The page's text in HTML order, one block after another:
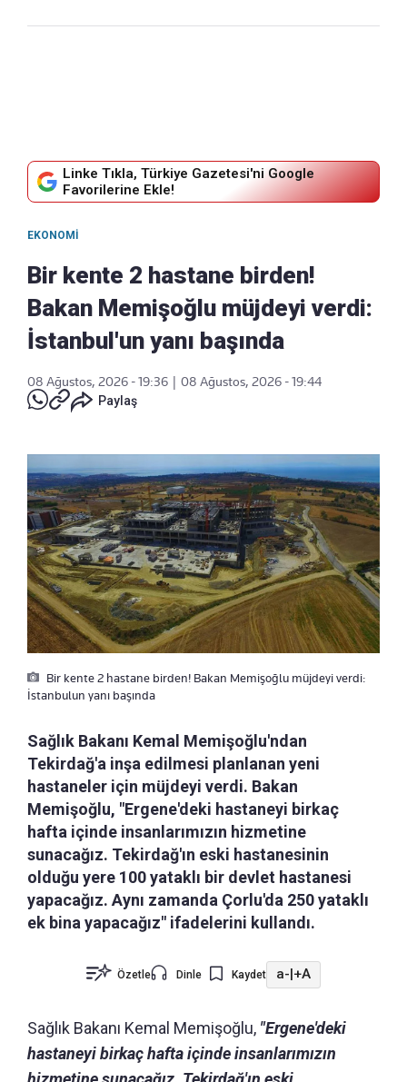
Linke Tıkla, Türkiye Gazetesi'ni Google
Favorilerine Ekle!
EKONOMI
Bir kente 2 hastane birden!
Bakan Memişoğlu müjdeyi verdi:
İstanbul'un yanı başında
08 Ağustos, 2026 - 19:36
08 Ağustos, 2026 - 19:44
Paylaş
Bir kente 2 hastane birden! Bakan Memişoğlu müjdeyi verdi:
İstanbulun yanı başında
Sağlık Bakanı Kemal Memişoğlu'ndan
Tekirdağ'a inşa edilmesi planlanan yeni
hastaneler için müjdeyi verdi. Bakan
Memişoğlu, "Ergene'deki hastaneyi birkaç
hafta içinde insanlarımızın hizmetine
sunacağız. Tekirdağ'ın eski hastanesinin
olduğu yere 100 yataklı bir devlet hastanesi
yapacağız. Aynı zamanda Çorlu'da 250 yataklı
ek bina yapacağız" ifadelerini kullandı.
Özetle Dinle Kaydet a-|+A
Sağlık Bakanı Kemal Memişoğlu, "Ergene'deki
hastaneyi birkaç hafta içinde insanlarımızın